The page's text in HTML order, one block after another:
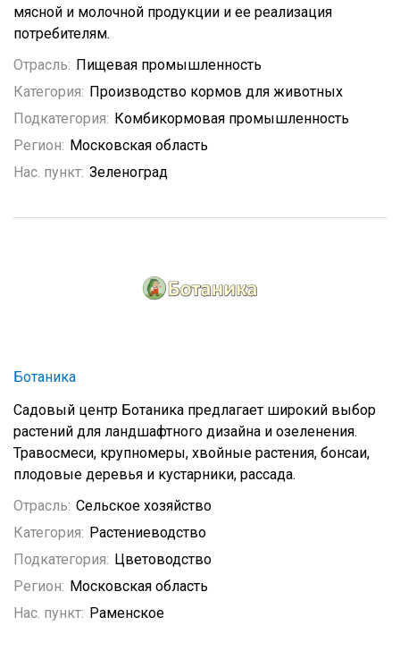
мясной и молочной продукции и ее реализация
потребителям.
Отрасль: Пищевая промышленность
Категория: Производство кормов для животных
Подкатегория: Комбикормовая промышленность
Регион: Московская область
Нас. пункт: Зеленоград
Ботаника
Садовый центр Ботаника предлагает широкий выбор
растений для ландшафтного дизайна и озеленения.
Травосмеси, крупномеры, хвойные растения, бонсаи,
плодовые деревья и кустарники, рассада.
Отрасль: Сельское хозяйство
Категория: Растениеводство
Подкатегория: Цветоводство
Регион: Московская область
Нас. пункт: Раменское